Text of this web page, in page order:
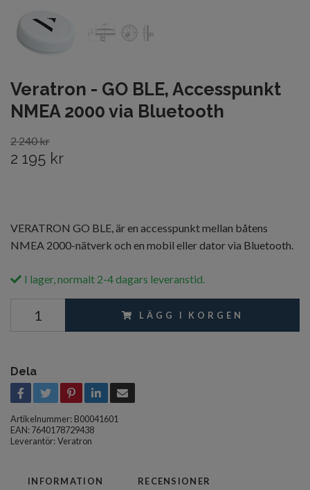
Veratron - GO BLE, Accesspunkt
NMEA 2000 via Bluetooth
2 240 kr
2 195 kr
VERATRON GO BLE, är en accesspunkt mellan båtens
NMEA 2000-nätverk och en mobil eller dator via Bluetooth.
I lager, normalt 2-4 dagars leveranstid.
LÄGG I KORGEN
Dela
Artikelnummer: B00041601
EAN: 7640178729438
Leverantör:Veratron
INFORMATION RECENSIONER